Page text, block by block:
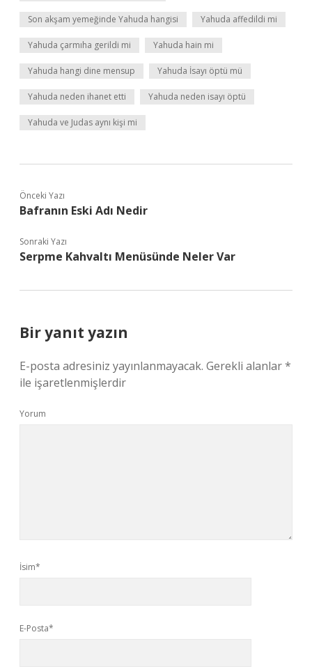
Son akşam yemeğinde Yahuda hangisi Yahuda affedildi mi
Yahuda çarmıha gerildi mi Yahuda hain mi
Yahuda hangi dine mensup Yahuda İsayı öptü mü
Yahuda neden ihanet etti Yahuda neden isayı öptü
Yahuda ve Judas aynı kişi mi
Önceki Yazı
Bafranın Eski Adı Nedir
Sonraki Yazı
Serpme Kahvaltı Menüsünde Neler Var
Bir yanıt yazın
E-posta adresiniz yayınlanmayacak. Gerekli alanlar*
ile işaretlenmişlerdir
Yorum
İsim*
E-Posta*